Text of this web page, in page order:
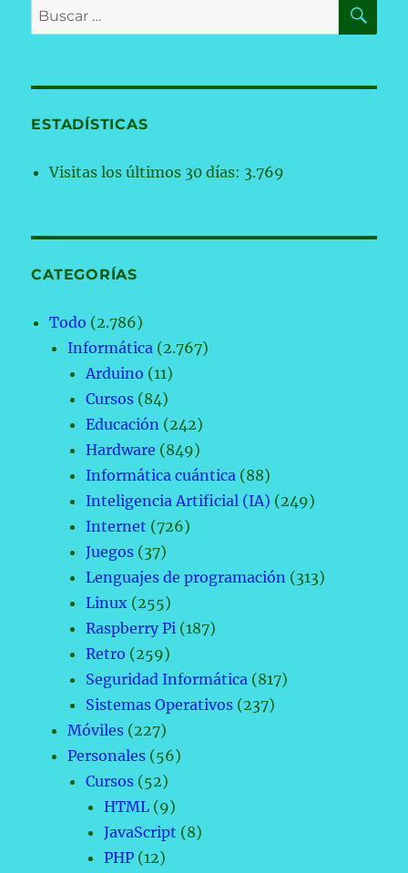
Buscar
por:
ESTADÍSTICAS
Visitas los últimos 30 días: 3.769
CATEGORÍAS
Todo (2.786)
Informática (2.767)
Arduino (11)
Cursos (84)
Educación (242)
Hardware (849)
Informática cuántica (88)
Inteligencia Artificial (IA) (249)
Internet (726)
Juegos (37)
Lenguajes de programación (313)
Linux (255)
Raspberry Pi (187)
Retro (259)
Seguridad Informática (817)
Sistemas Operativos (237)
Móviles (227)
Personales (56)
Cursos (52)
HTML (9)
JavaScript (8)
PHP (12)